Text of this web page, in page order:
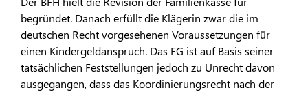
begründet. Danach erfüllt die Klägerin zwar die im
deutschen Recht vorgesehenen Voraussetzungen für
einen Kindergeldanspruch. Das FG ist auf Basis seiner
tatsächlichen Feststellungen jedoch zu Unrecht davon
ausgegangen, dass das Koordinierungsrecht nach der